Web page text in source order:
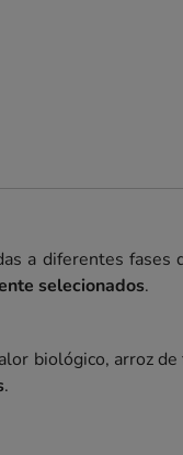
a diferentes fases
selecionados.
biológico, arroz
.